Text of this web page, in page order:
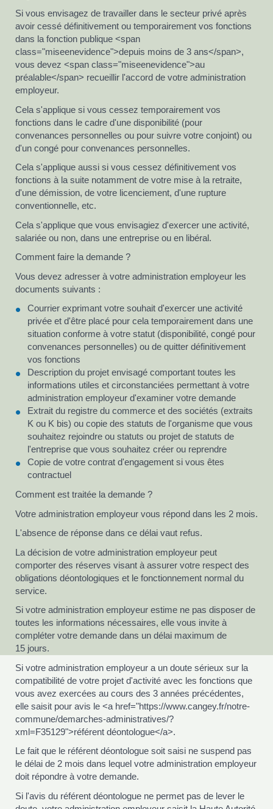
Si vous envisagez de travailler dans le secteur privé après
avoir cessé définitivement ou temporairement vos fonctions
dans la fonction publique <span
class="miseenevidence">depuis moins de 3 ans</span>,
vous devez <span class="miseenevidence">au
préalable</span> recueillir l'accord de votre administration
employeur.
Cela s'applique si vous cessez temporairement vos
fonctions dans le cadre d'une disponibilité (pour
convenances personnelles ou pour suivre votre conjoint) ou
d'un congé pour convenances personnelles.
Cela s'applique aussi si vous cessez définitivement vos
fonctions à la suite notamment de votre mise à la retraite,
d'une démission, de votre licenciement, d'une rupture
conventionnelle, etc.
Cela s'applique que vous envisagiez d'exercer une activité,
salariée ou non, dans une entreprise ou en libéral.
Comment faire la demande ?
Vous devez adresser à votre administration employeur les
documents suivants :
Courrier exprimant votre souhait d'exercer une activité
privée et d'être placé pour cela temporairement dans une
situation conforme à votre statut (disponibilité, congé pour
convenances personnelles) ou de quitter définitivement
vos fonctions
Description du projet envisagé comportant toutes les
informations utiles et circonstanciées permettant à votre
administration employeur d'examiner votre demande
Extrait du registre du commerce et des sociétés (extraits
K ou K bis) ou copie des statuts de l'organisme que vous
souhaitez rejoindre ou statuts ou projet de statuts de
l'entreprise que vous souhaitez créer ou reprendre
Copie de votre contrat d'engagement si vous êtes
contractuel
Comment est traitée la demande ?
Votre administration employeur vous répond dans les 2 mois.
L'absence de réponse dans ce délai vaut refus.
La décision de votre administration employeur peut
comporter des réserves visant à assurer votre respect des
obligations déontologiques et le fonctionnement normal du
service.
Si votre administration employeur estime ne pas disposer de
toutes les informations nécessaires, elle vous invite à
compléter votre demande dans un délai maximum de
15 jours.
Si votre administration employeur a un doute sérieux sur la
compatibilité de votre projet d'activité avec les fonctions que
vous avez exercées au cours des 3 années précédentes,
elle saisit pour avis le <a href="https://www.cangey.fr/notre-
commune/demarches-administratives/?
xml=F35129">référent déontologue</a>.
Le fait que le référent déontologue soit saisi ne suspend pas
le délai de 2 mois dans lequel votre administration employeur
doit répondre à votre demande.
Si l'avis du référent déontologue ne permet pas de lever le